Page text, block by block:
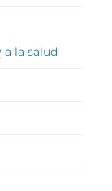
la salud